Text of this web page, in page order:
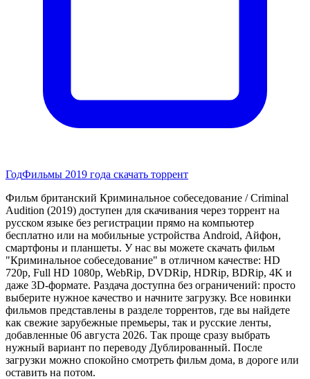
ГодФильмы 2019 года скачать торрент
Фильм британский Криминальное собеседование / Criminal
Audition (2019) доступен для скачивания через торрент на
русском языке без регистрации прямо на компьютер
бесплатно или на мобильные устройства Android, Айфон,
смартфоны и планшеты. У нас вы можете скачать фильм
"Криминальное собеседование" в отличном качестве: HD
720p, Full HD 1080p, WebRip, DVDRip, HDRip, BDRip, 4K и
даже 3D-формате. Раздача доступна без ограничений: просто
выберите нужное качество и начните загрузку. Все новинки
фильмов представлены в разделе торрентов, где вы найдете
как свежие зарубежные премьеры, так и русские ленты,
добавленные 06 августа 2026. Так проще сразу выбрать
нужный вариант по переводу Дублированный. После
загрузки можно спокойно смотреть фильм дома, в дороге или
оставить на потом.